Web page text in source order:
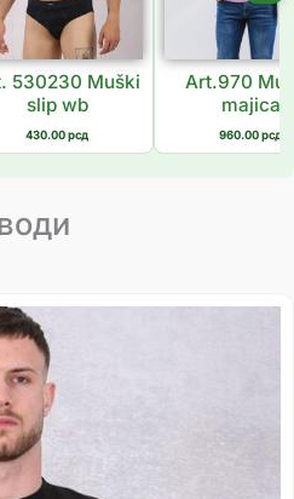
530230 Muški
slip wb
430.00рсд
Art.970
majica
960.00рсд